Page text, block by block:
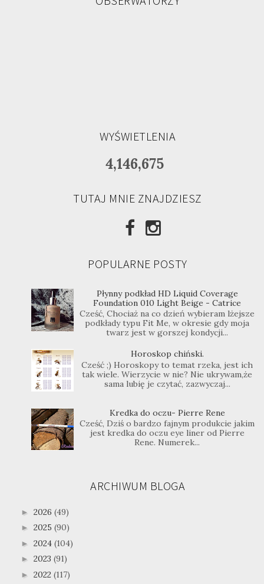
WYŚWIETLENIA
4,146,675
TUTAJ MNIE ZNAJDZIESZ
POPULARNE POSTY
Płynny podkład HD Liquid Coverage
Foundation 010 Light Beige - Catrice
Cześć, Chociaż na co dzień wybieram lżejsze
podkłady typu Fit Me, w okresie gdy moja
twarz jest w gorszej kondycji...
Horoskop chiński.
Cześć ;) Horoskopy to temat rzeka, jest ich
tak wiele. Wierzycie w nie? Nie ukrywam,że
sama lubię je czytać, zazwyczaj...
Kredka do oczu- Pierre Rene
Cześć, Dziś o bardzo fajnym produkcie jakim
jest kredka do oczu eye liner od Pierre
Rene. Numerek...
ARCHIWUM BLOGA
► 2026 (49)
► 2025 (90)
► 2024 (104)
► 2023 (91)
► 2022 (117)